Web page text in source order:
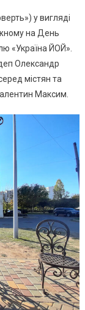
у вигляді
на День
«Україна ЙОЙ».
Олександр
містян та
Максим.